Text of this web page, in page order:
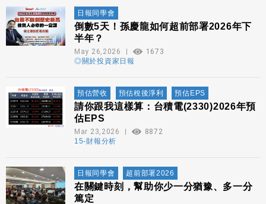
日報同學會
倒數5天！孫慶龍如何超前部署2026年下
半年？
May 26,2026
1673
◎關於投資家日報
預估營收 預估稅後淨利 預估EPS
請你跟我這樣算：台積電(2330)2026年預
估EPS
Mar 23,2026
8872
15-財報分析
日報同學會 超前部署2026
在關鍵時刻，幫助你少一分猶豫、多一分
篤定